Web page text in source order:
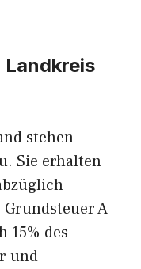
Landkreis
stehen
Sie erhalten
A
15% des
und